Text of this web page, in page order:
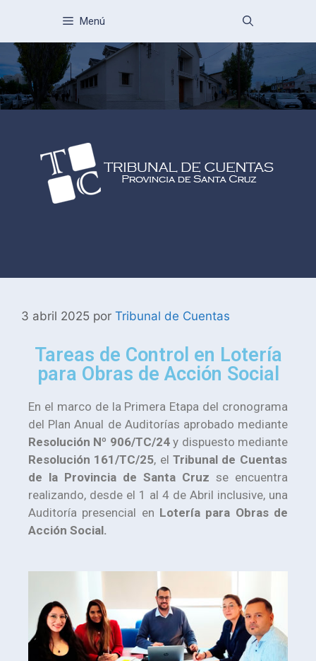
Menú
3 abril 2025 por Tribunal de Cuentas
Tareas de Control en Lotería
para Obras de Acción Social
En el marco de la Primera Etapa del cronograma
del Plan Anual de Auditorías aprobado mediante
Resolución Nº 906/TC/24y dispuesto mediante
Resolución 161/TC/25, elTribunal de Cuentas
de la Provincia de Santa Cruz se encuentra
realizando, desde el 1 al 4 de Abril inclusive, una
Auditoría presencial en Lotería para Obras de
Acción Social.